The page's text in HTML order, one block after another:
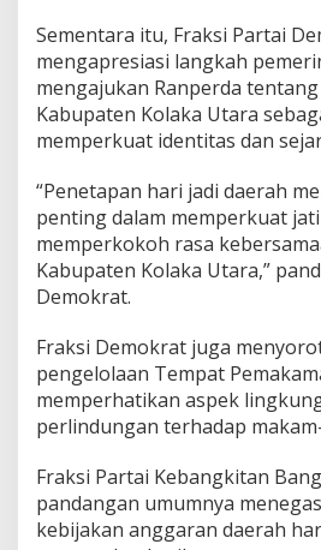
Sementara itu, Fraksi Partai
mengapresiasi langkah
mengajukan Ranperda tentang
Kabupaten Kolaka Utara
memperkuat identitas dan
“Penetapan hari jadi daerah
penting dalam memperkuat
memperkokoh rasa
Kabupaten Kolaka Utara,”
Demokrat.
Fraksi Demokrat juga
pengelolaan Tempat
memperhatikan aspek
perlindungan terhadap
Fraksi Partai Kebangkitan
pandangan umumnya
kebijakan anggaran daerah